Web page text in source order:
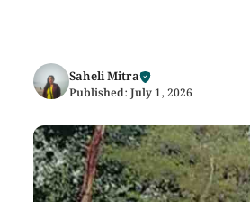
Saheli Mitra
Published: July 1, 2026